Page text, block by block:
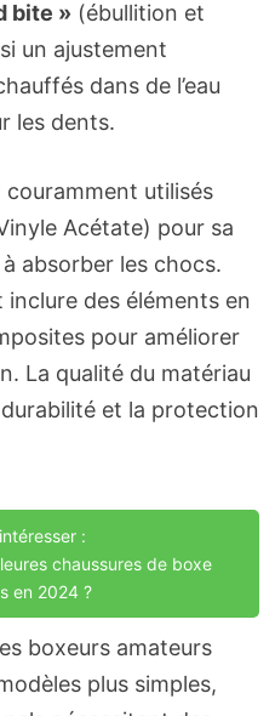
bite » (ébullition et
un ajustement
dans de l’eau
les dents.
couramment utilisés
Acétate) pour sa
absorber les chocs.
inclure des éléments en
pour améliorer
La qualité du matériau
et la protection
:
chaussures de boxe
en 2024 ?
boxeurs amateurs
plus simples,